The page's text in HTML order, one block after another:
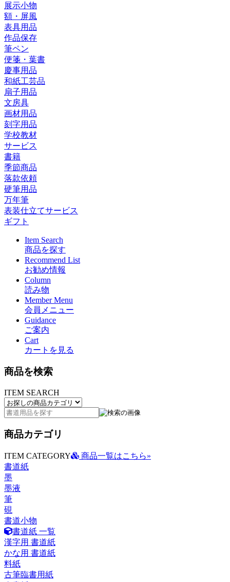
展示小物
額・屏風
表具用品
作品保存
筆ペン
便箋・葉書
慶事用品
和紙工芸品
扇子用品
文房具
画材用品
刻字用品
学校教材
サービス
書籍
季節商品
落款依頼
硬筆用品
万年筆
表装仕立てサービス
ギフト
Item Search
商品を探す
Recommend List
お勧め情報
Column
読み物
Member Menu
会員メニュー
Guidance
ご案内
Cart
カートを見る
商品を検索
ITEM SEARCH
商品カテゴリ
ITEM CATEGORY
商品一覧はこちら»
書道紙
墨
墨液
筆
硯
書道小物
書道紙 一覧
漢字用 書道紙
かな用 書道紙
料紙
古筆臨書用紙